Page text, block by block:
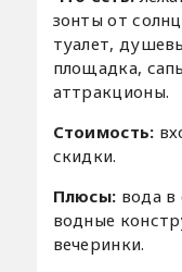
зонты от
туалет,
площадка,
аттракционы.
Стоимость:
скидки.
Плюсы: вода в
водные
вечеринки.